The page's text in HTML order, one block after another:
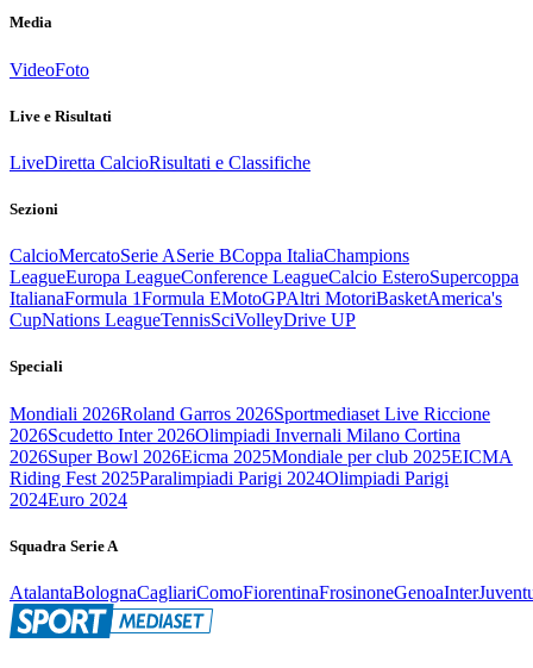
Media
VideoFoto
Live e Risultati
LiveDiretta CalcioRisultati e Classifiche
Sezioni
CalcioMercatoSerie ASerie BCoppa ItaliaChampions
LeagueEuropa LeagueConference LeagueCalcio EsteroSupercoppa
ItalianaFormula 1Formula EMotoGPAltri MotoriBasketAmerica's
CupNations LeagueTennisSciVolleyDrive UP
Speciali
Mondiali 2026Roland Garros 2026Sportmediaset Live Riccione
2026Scudetto Inter 2026Olimpiadi Invernali Milano Cortina
2026Super Bowl 2026Eicma 2025Mondiale per club 2025EICMA
Riding Fest 2025Paralimpiadi Parigi 2024Olimpiadi Parigi
2024Euro 2024
Squadra Serie A
AtalantaBolognaCagliariComoFiorentinaFrosinoneGenoaInter